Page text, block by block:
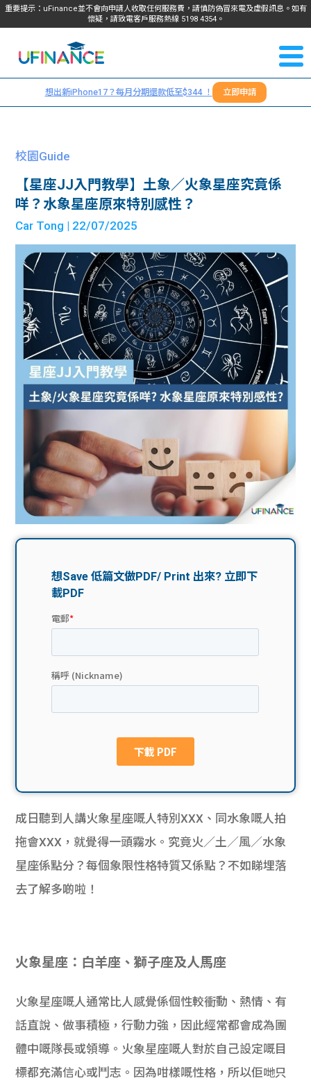
重要提示：uFinance並不會向申請人收取任何服務費，請慎防偽冒來電及虛假訊息。如有
懷疑，請致電客戶服務熱線 5198 4354。
我們
服務
學生
貸款
貸款
計算
機
學生
分享
大學
生學
貸款
網上
私人
貸款
計數
學生
資訊
Blog
大專
生筍
工推
搵工
Gui
de
ge
校園
Gui
理財
Gui
常見
問題
學生
福利
nce
校園
贊助
我們
們
＋
想出新iPhone17？每月分期還款低至$344 ！ 立即申請
校園Guide
【星座JJ入門教學】土象／火象星座究竟係
咩？水象星座原來特別感性？
Car Tong | 22/07/2025
成日聽到人講火象星座嘅人特別XXX、同水象嘅人拍
拖會XXX，就覺得一頭霧水。究竟火／土／風／水象
星座係點分？每個象限性格特質又係點？不如睇埋落
去了解多啲啦！
火象星座：白羊座、獅子座及人馬座
火象星座嘅人通常比人感覺係個性較衝動、熱情、有
話直說、做事積極，行動力強，因此經常都會成為團
體中嘅隊長或領導。火象星座嘅人對於自己設定嘅目
標都充滿信心或鬥志。因為咁樣嘅性格，所以佢哋只